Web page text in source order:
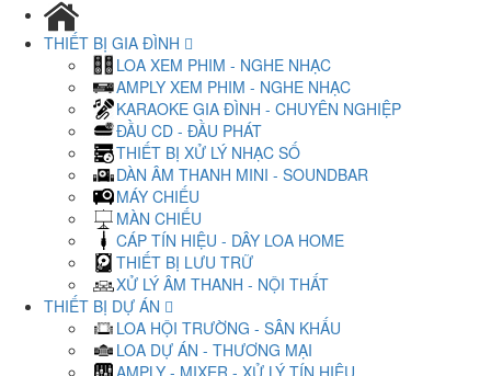
THIẾT BỊ GIA ĐÌNH
LOA XEM PHIM - NGHE NHẠC
AMPLY XEM PHIM - NGHE NHẠC
KARAOKE GIA ĐÌNH - CHUYÊN NGHIỆP
ĐẦU CD - ĐẦU PHÁT
THIẾT BỊ XỬ LÝ NHẠC SỐ
DÀN ÂM THANH MINI - SOUNDBAR
MÁY CHIẾU
MÀN CHIẾU
CÁP TÍN HIỆU - DÂY LOA HOME
THIẾT BỊ LƯU TRỮ
XỬ LÝ ÂM THANH - NỘI THẤT
THIẾT BỊ DỰ ÁN
LOA HỘI TRƯỜNG - SÂN KHẤU
LOA DỰ ÁN - THƯƠNG MẠI
AMPLY - MIXER - XỬ LÝ TÍN HIỆU